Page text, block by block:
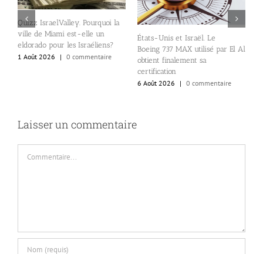
Quizz IsraelValley. Pourquoi la
ville de Miami est-elle un
eldorado pour les Israéliens?
1 Août 2026
| 0 commentaire
États-Unis et Israël. Le
Boeing 737 MAX utilisé par El Al
obtient finalement sa
certification
6 Août 2026
| 0 commentaire
Laisser un commentaire